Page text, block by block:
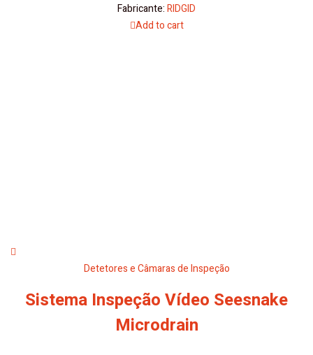
Fabricante:RIDGID
Add to cart
Detetores e Câmaras de Inspeção
Sistema Inspeção Vídeo Seesnake
Microdrain